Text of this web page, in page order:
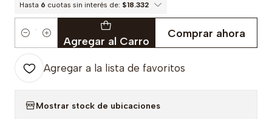
Hasta 6 cuotas sin interés de: $18.332
Cantidad Agregar al Carro
Comprar ahora
Agregar a la lista de favoritos
Mostrar stock de ubicaciones